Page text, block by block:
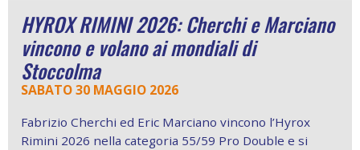
HYROX RIMINI 2026: Cherchi e Marciano
vincono e volano ai mondiali di
Stoccolma
SABATO 30 MAGGIO 2026
Fabrizio Cherchi ed Eric Marciano vincono l’Hyrox
Rimini 2026 nella categoria 55/59 Pro Double e si